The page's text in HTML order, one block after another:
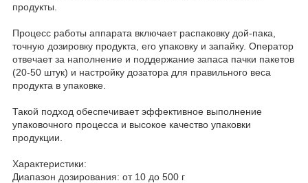
продукты.
Процесс работы аппарата включает распаковку дой-пака,
точную дозировку продукта, его упаковку и запайку. Оператор
отвечает за наполнение и поддержание запаса пачки пакетов
(20-50 штук) и настройку дозатора для правильного веса
продукта в упаковке.
Такой подход обеспечивает эффективное выполнение
упаковочного процесса и высокое качество упаковки
продукции.
Характеристики:
Диапазон дозирования: от 10 до 500 г